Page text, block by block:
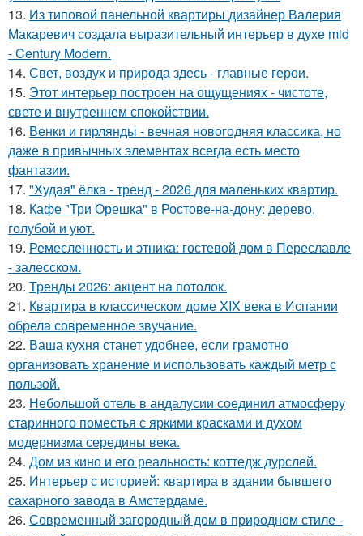
13. Из типовой панельной квартиры дизайнер Валерия
Макаревич создала выразительный интерьер в духе mid
- Century Modern.
14. Свет, воздух и природа здесь - главные герои.
15. Этот интерьер построен на ощущениях - чистоте,
свете и внутреннем спокойствии.
16. Венки и гирлянды - вечная новогодняя классика, но
даже в привычных элементах всегда есть место
фантазии.
17. "Худая" ёлка - тренд - 2026 для маленьких квартир.
18. Кафе "Три Орешка" в Ростове-на-дону: дерево,
голубой и уют.
19. Ремесленность и этника: гостевой дом в Переславле
- залесском.
20. Тренды 2026: акцент на потолок.
21. Квартира в классическом доме XIX века в Испании
обрела современное звучание.
22. Ваша кухня станет удобнее, если грамотно
организовать хранение и использовать каждый метр с
пользой.
23. Небольшой отель в андалусии соединил атмосферу
старинного поместья с яркими красками и духом
модернизма середины века.
24. Дом из кино и его реальность: коттедж дурслей.
25. Интерьер с историей: квартира в здании бывшего
сахарного завода в Амстердаме.
26. Современный загородный дом в природном стиле -